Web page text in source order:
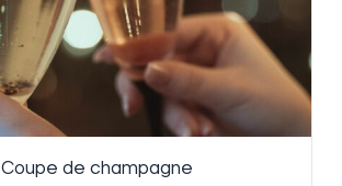
Coupe de champagne